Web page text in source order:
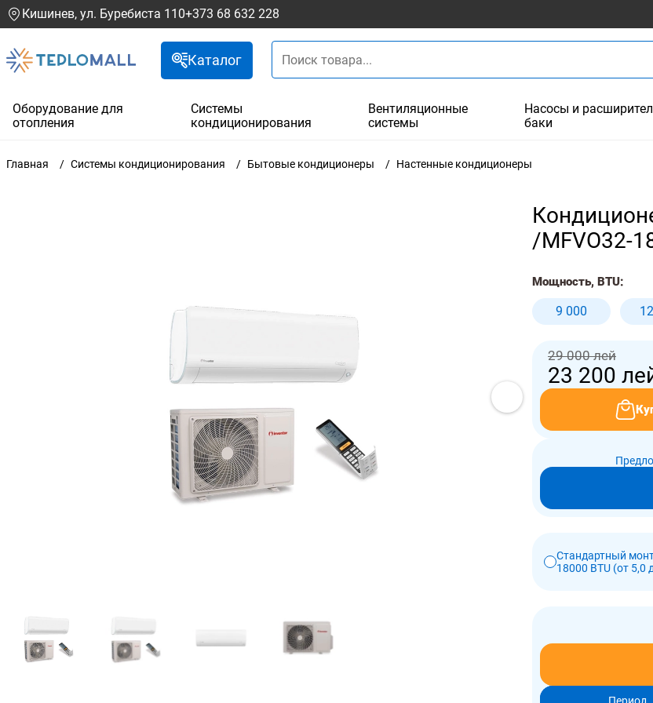
Кишинев, ул. Буребиста 110+373 68 632 228
Каталог
Оборудование для
отопления
Системы
кондиционирования
Вентиляционные
системы
Насосы и
баки
Главная Системы кондиционирования Бытовые кондиционеры Настенные кондиционеры
/MFVO32-
Мощность, BTU:
9 000
29 000 лей
23 200
Стандартный
18000 BTU (от 5,0